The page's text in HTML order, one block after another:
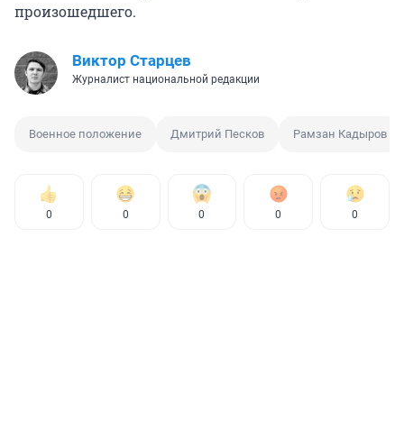
произошедшего.
Виктор Старцев
Журналист национальной редакции
Военное положение Дмитрий Песков Рамзан Кадыров
0 0 0 0 0